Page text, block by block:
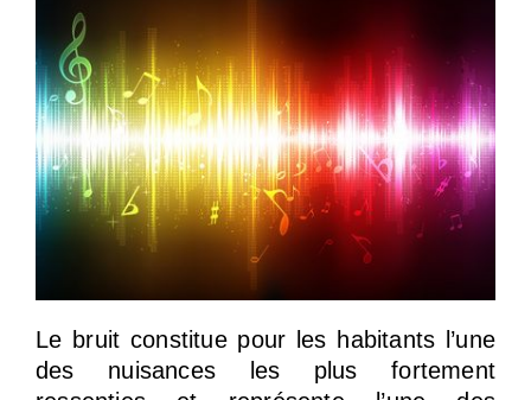
Le bruit constitue pour les habitants l’une
des nuisances les plus fortement